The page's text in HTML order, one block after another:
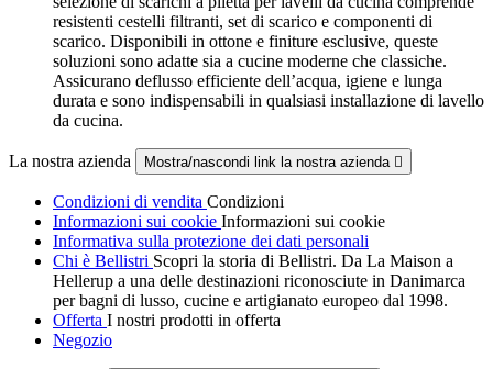
resistenti cestelli filtranti, set di scarico e componenti di
scarico. Disponibili in ottone e finiture esclusive, queste
soluzioni sono adatte sia a cucine moderne che classiche.
Assicurano deflusso efficiente dell’acqua, igiene e lunga
durata e sono indispensabili in qualsiasi installazione di lavello
da cucina.
La nostra azienda Mostra/nascondi link la nostra azienda 
Condizioni di vendita Condizioni
Informazioni sui cookie Informazioni sui cookie
Informativa sulla protezione dei dati personali
Chi è Bellistri Scopri la storia di Bellistri. Da La Maison a
Hellerup a una delle destinazioni riconosciute in Danimarca
per bagni di lusso, cucine e artigianato europeo dal 1998.
Offerta I nostri prodotti in offerta
Negozio